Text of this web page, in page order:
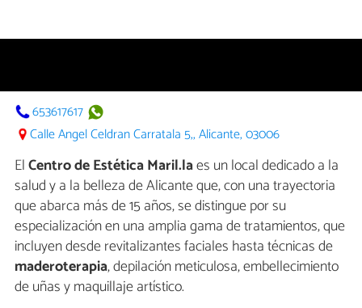
653617617
Calle Angel Celdran Carratala 5,, Alicante, 03006
ElCentro de Estética Maril.laes un local dedicado a la
salud y a la belleza de Alicante que, con una trayectoria
que abarca más de 15 años, se distingue por su
especialización en una amplia gama de tratamientos, que
incluyen desde revitalizantes faciales hasta técnicas de
maderoterapia, depilación meticulosa, embellecimiento
de uñas y maquillaje artístico.